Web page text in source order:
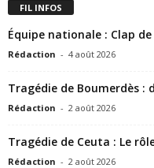
FIL INFOS
Équipe nationale : Clap
Rédaction - 4 août 2026
Tragédie de Boumerdès :
Rédaction - 2 août 2026
Tragédie de Ceuta : Le
Rédaction - 2 août 2026